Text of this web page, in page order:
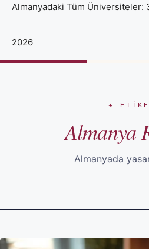
Almanyadaki Tüm
2026
★
Almanya
Almanyada